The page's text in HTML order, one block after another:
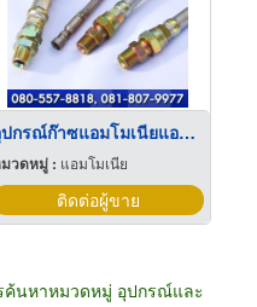
อุปกรณ์ก๊าซแอมโมเนียแอนไฮดรัส
วดหมู่ : แอมโมเนีย
ติดต่อผู้ขาย
ค้นหาหมวดหมู่ อุปกรณ์และ